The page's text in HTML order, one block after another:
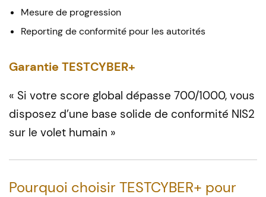
Mesure de progression
Reporting de conformité pour les autorités
Garantie TESTCYBER+
« Si votre score global dépasse 700/1000, vous
disposez d’une base solide de conformité NIS2
sur le volet humain »
Pourquoi choisir TESTCYBER+ pour